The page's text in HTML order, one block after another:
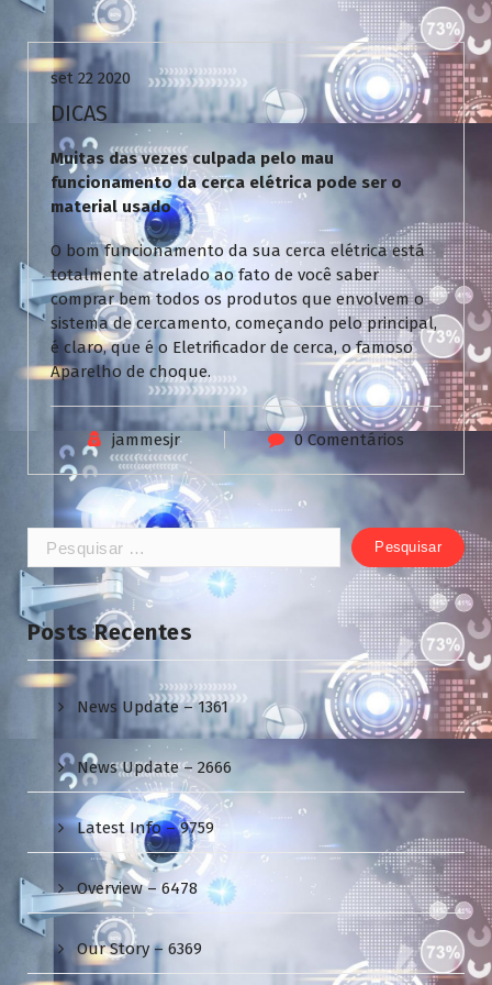
Uncategorized
set 22 2020
DICAS
Muitas das vezes culpada pelo mau
funcionamento da cerca elétrica pode ser o
material usado
O bom funcionamento da sua cerca elétrica está
totalmente atrelado ao fato de você saber
comprar bem todos os produtos que envolvem o
sistema de cercamento, começando pelo principal,
é claro, que é o Eletrificador de cerca, o famoso
Aparelho de choque.
jammesjr 0 Comentários
Pesquisar
por:
Posts Recentes
News Update – 1361
News Update – 2666
Latest Info – 9759
Overview – 6478
Our Story – 6369